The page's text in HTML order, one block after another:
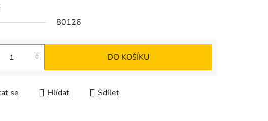
80126
DO KOŠÍKU
se Hlídat Sdílet